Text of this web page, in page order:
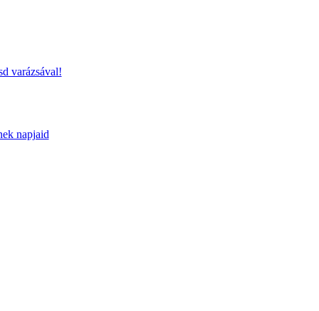
varázsával!
napjaid